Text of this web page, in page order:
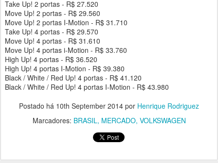
Take Up! 2 portas - R$ 27.520
Move Up! 2 portas - R$ 29.560
Move Up! 2 portas I-Motion - R$ 31.710
Take Up! 4 portas - R$ 29.570
Move Up! 4 portas - R$ 31.610
Move Up! 4 portas i-Motion - R$ 33.760
High Up! 4 portas - R$ 36.520
High Up! 4 portas I-Motion - R$ 39.380
Black / White / Red Up! 4 portas - R$ 41.120
Black / White / Red Up! 4 portas I-Motion - R$ 43.980
Postado há 10th September 2014 por Henrique Rodriguez
Marcadores: BRASIL MERCADO VOLKSWAGEN